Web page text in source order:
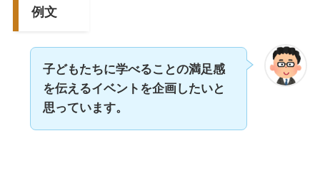
例文
子どもたちに学べることの満足感
を伝えるイベントを企画したいと
思っています。